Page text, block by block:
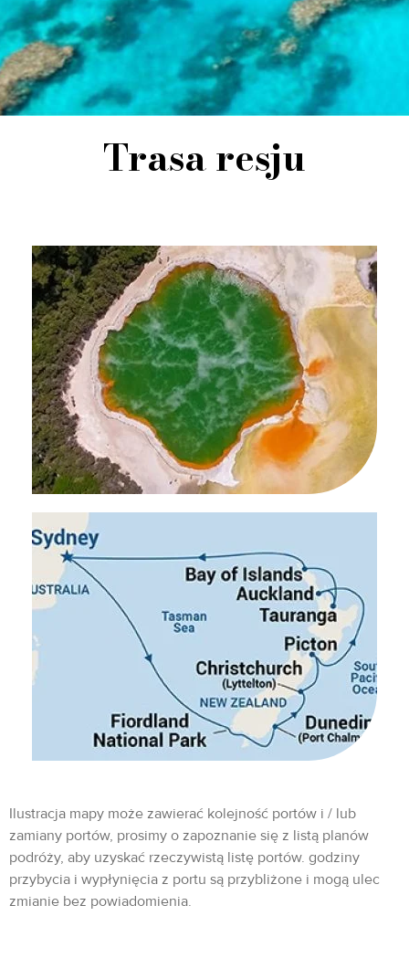
Trasa resju
Ilustracja mapy może zawierać kolejność portów i / lub
zamiany portów, prosimy o zapoznanie się z listą planów
podróży, aby uzyskać rzeczywistą listę portów. godziny
przybycia i wypłynięcia z portu są przybliżone i mogą ulec
zmianie bez powiadomienia.